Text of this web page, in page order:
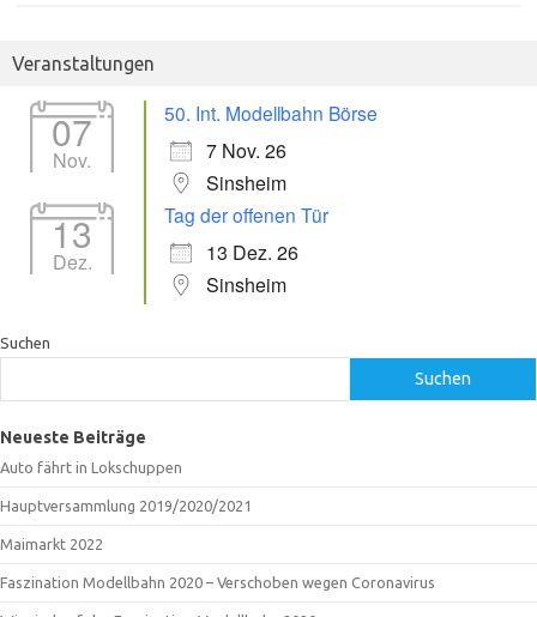
Veranstaltungen
07
Nov.
50. Int. Modellbahn Börse
7 Nov. 26
Sinsheim
13
Dez.
Tag der offenen Tür
13 Dez. 26
Sinsheim
Suchen
Suchen
Neueste Beiträge
Auto fährt in Lokschuppen
Hauptversammlung 2019/2020/2021
Maimarkt 2022
Faszination Modellbahn 2020 – Verschoben wegen Coronavirus